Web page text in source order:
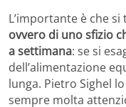
L’importante è che
ovvero di uno sfizio
a settimana: se si
dell’alimentazione
lunga. Pietro Sighel
sempre molta